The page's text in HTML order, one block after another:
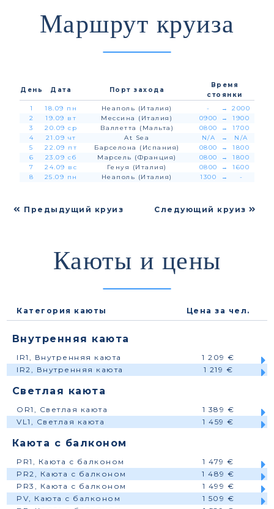
Маршрут круиза
День Дата Порт захода
Время
стоянки
1
18.09 пн Неаполь (Италия) - →
2000
2
19.09 вт Мессина (Италия) 0900 →
1900
3
20.09 ср Валлетта (Мальта) 0800 →
1700
4
21.09 чт At Sea N/A →
N/A
5
22.09 пт Барселона (Испания) 0800 →
1800
6
23.09 сб Марсель (Франция) 0800 →
1800
7
24.09 вс Генуя (Италия) 0800 →
1600
8
25.09 пн Неаполь (Италия) 1300 → -
Предыдущий круиз Следующий круиз
Каюты и цены
Категория каюты Цена за чел.
Внутренняя каюта
IR1, Внутренняя каюта
1 209 €
IR2, Внутренняя каюта
1 219 €
Светлая каюта
OR1, Светлая каюта
1 389 €
VL1, Светлая каюта
1 459 €
Каюта с балконом
PR1, Каюта с балконом
1 479 €
PR2, Каюта с балконом
1 489 €
PR3, Каюта с балконом
1 499 €
PV, Каюта с балконом
1 509 €